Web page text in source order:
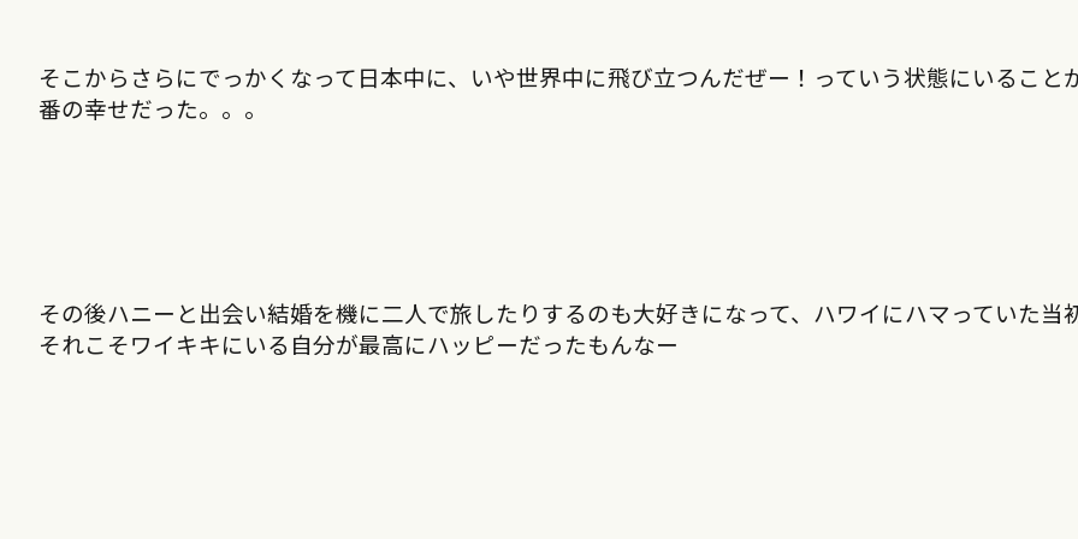
そこからさらにでっかくなって日本中に、いや世界中に飛び立つんだぜー！っていう状態にいること
番の幸せだった。。。
その後ハニーと出会い結婚を機に二人で旅したりするのも大好きになって、ハワイにハマっていた当
それこそワイキキにいる自分が最高にハッピーだったもんなー